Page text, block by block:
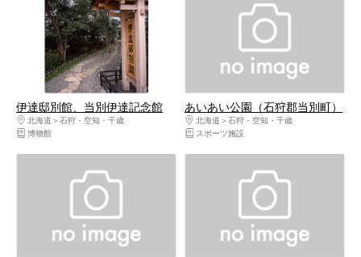
伊達邸別館、当別伊達記念館
北海道
石狩・空知・千歳
博物館
あいあい公園（石狩郡当別町）
北海道
石狩・空知・千歳
スポーツ施設